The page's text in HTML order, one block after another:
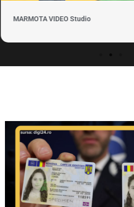
MARMOTA VIDEO Clipuri si promovare